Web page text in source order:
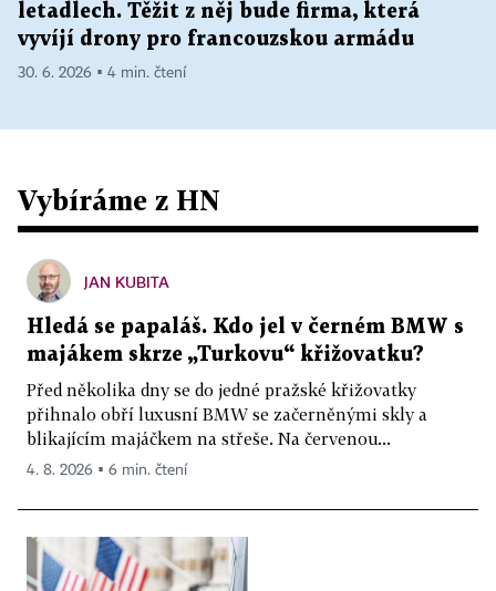
letadlech. Těžit z něj bude firma, která
vyvíjí drony pro francouzskou armádu
30. 6. 2026 ▪ 4 min. čtení
Vybíráme z HN
JAN KUBITA
Hledá se papaláš. Kdo jel v černém BMW s
majákem skrze „Turkovu“ křižovatku?
Před několika dny se do jedné pražské křižovatky
přihnalo obří luxusní BMW se začerněnými skly a
blikajícím majáčkem na střeše. Na červenou...
4. 8. 2026 ▪ 6 min. čtení